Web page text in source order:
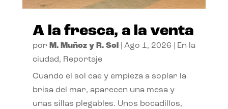
A la fresca, a la venta
por M. Muñoz y R. Sol| Ago 1, 2026
En la
ciudad, Reportaje
Cuando el sol cae y empieza a soplar la
brisa del mar, aparecen una mesa y
unas sillas plegables. Unos bocadillos,